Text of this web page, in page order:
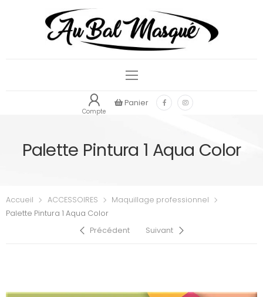
Compte
Panier
Palette Pintura 1 Aqua Color
Accueil ACCESSOIRES
Maquillage professionnel
Palette Pintura 1 Aqua Color
Précédent
Suivant